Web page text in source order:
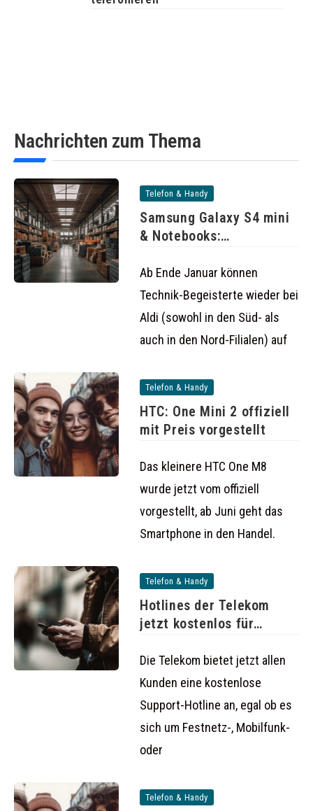
Nachrichten zum Thema
Telefon & Handy
Samsung Galaxy S4 mini
& Notebooks:
bei
Ab Ende Januar können
Technik-Begeisterte wieder bei
Aldi (sowohl in den Süd- als
auch in den Nord-Filialen) auf
Telefon & Handy
HTC: One Mini 2 offiziell
mit Preis vorgestellt
Das kleinere HTC One M8
wurde jetzt vom offiziell
vorgestellt, ab Juni geht das
Smartphone in den Handel.
Telefon & Handy
Hotlines der Telekom
jetzt kostenlos für
Die Telekom bietet jetzt allen
Kunden eine kostenlose
Support-Hotline an, egal ob es
sich um Festnetz-, Mobilfunk-
oder
Telefon & Handy